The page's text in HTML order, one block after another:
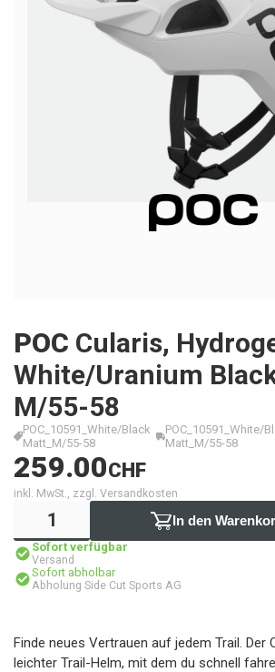
POC Cularis,
White/Uranium
M/55-58
POC_10591_White/Black
Matt_M/55-58
POC_10591_White/
Matt_M/55-58
259.00CHF
inkl. MwSt., zzgl. Versandkosten
In den
Sofort verfügbar
Versand
Sofort abholbar
Abholung Side Cut Sports AG
Finde neues Vertrauen auf jedem Trail. Der
leichter Trail-Helm, mit dem du schnell